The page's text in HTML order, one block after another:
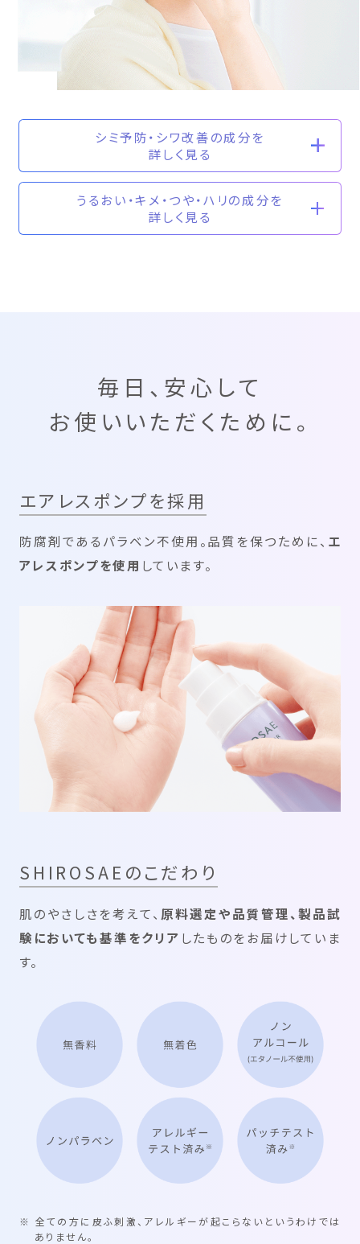
シミ予防・シワ改善の成分を
詳しく見る
うるおい・キメ・つや・ハリの成分を
詳しく見る
毎日、安心して
お使いいただくために。
エアレスポンプを採用
防腐剤であるパラベン不使用。品質を保つために、 エ
アレスポンプを使用 しています。
SHIROSAEのこだわり
肌のやさしさを考えて、 原料選定や品質管理、製品試
験においても基準をクリア したものをお届けしていま
す。
※ 全ての方に皮ふ刺激、アレルギーが起こらないというわけでは
ありません。